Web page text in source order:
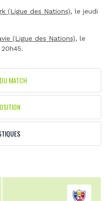
(Ligue des Nations), le jeudi
(Ligue des Nations), le
MATCH